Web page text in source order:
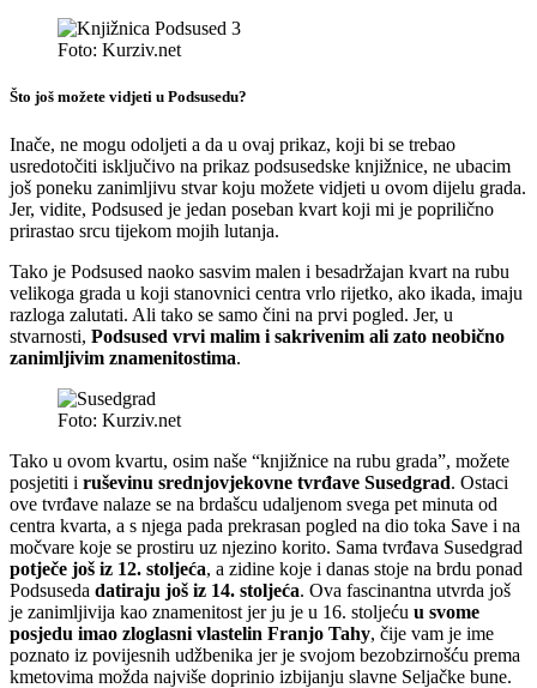
Foto: Kurziv.net
Što još možete vidjeti u Podsusedu?
Inače, ne mogu odoljeti a da u ovaj prikaz, koji bi se trebao
usredotočiti isključivo na prikaz podsusedske knjižnice, ne ubacim
još poneku zanimljivu stvar koju možete vidjeti u ovom dijelu grada.
Jer, vidite, Podsused je jedan poseban kvart koji mi je poprilično
prirastao srcu tijekom mojih lutanja.
Tako je Podsused naoko sasvim malen i besadržajan kvart na rubu
velikoga grada u koji stanovnici centra vrlo rijetko, ako ikada, imaju
razloga zalutati. Ali tako se samo čini na prvi pogled. Jer, u
stvarnosti, Podsused vrvi malim i sakrivenim ali zato neobično
zanimljivim znamenitostima.
Foto: Kurziv.net
Tako u ovom kvartu, osim naše “knjižnice na rubu grada”, možete
posjetiti i ruševinu srednjovjekovne tvrđave Susedgrad. Ostaci
ove tvrđave nalaze se na brdašcu udaljenom svega pet minuta od
centra kvarta, a s njega pada prekrasan pogled na dio toka Save i na
močvare koje se prostiru uz njezino korito. Sama tvrđava Susedgrad
potječe još iz 12. stoljeća, a zidine koje i danas stoje na brdu ponad
Podsuseda datiraju još iz 14. stoljeća. Ova fascinantna utvrda još
je zanimljivija kao znamenitost jer ju je u 16. stoljeću u svome
posjedu imao zloglasni vlastelin Franjo Tahy, čije vam je ime
poznato iz povijesnih udžbenika jer je svojom bezobzirnošću prema
kmetovima možda najviše doprinio izbijanju slavne Seljačke bune.